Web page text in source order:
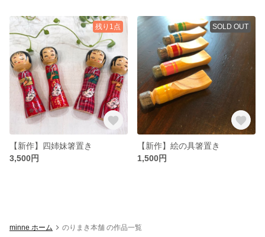
残り1点
【新作】四姉妹箸置き
3,500円
SOLD OUT
【新作】絵の具箸置き
1,500円
minne ホーム のりまき本舗 の作品一覧